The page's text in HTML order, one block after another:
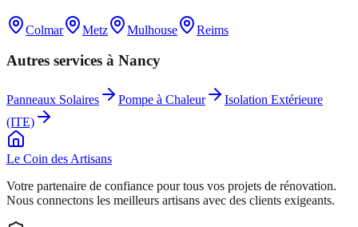
Colmar Metz Mulhouse Reims
Autres services à Nancy
Panneaux Solaires Pompe à Chaleur
Isolation Extérieure
(ITE)
Le Coin des Artisans
Votre partenaire de confiance pour tous vos projets de rénovation.
Nous connectons les meilleurs artisans avec des clients exigeants.